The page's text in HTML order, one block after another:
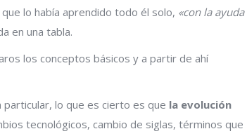
lo había aprendido todo él solo, «con la ayuda
en una tabla.
los conceptos básicos y a partir de ahí
particular, lo que es cierto es que la evolución
tecnológicos, cambio de siglas, términos que